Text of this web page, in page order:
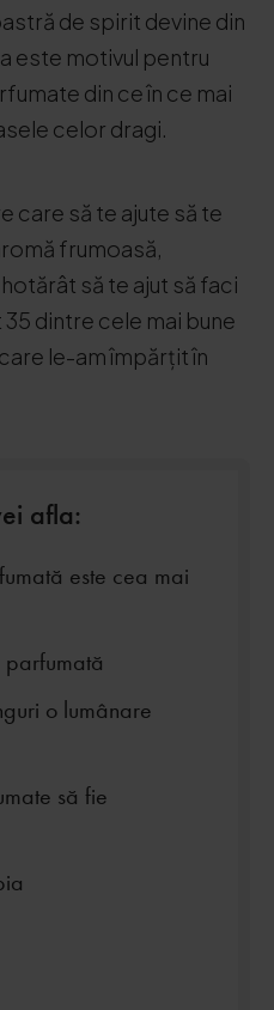
de spirit devine din
este motivul pentru
din ce în ce mai
celor dragi.
care să te ajute să te
frumoasă,
să te ajut să faci
dintre cele mai bune
le-am împărțit în
afla:
este cea mai
parfumată
o lumânare
să fie